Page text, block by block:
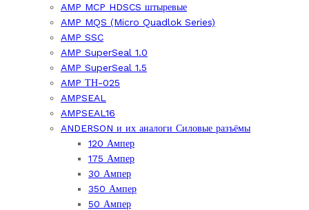
AMP MCP HDSCS штыревые
AMP MQS (Micro Quadlok Series)
AMP SSC
AMP SuperSeal 1.0
AMP SuperSeal 1.5
AMP ТН-025
AMPSEAL
AMPSEAL16
ANDERSON и их аналоги Силовые разъёмы
120 Ампер
175 Ампер
30 Ампер
350 Ампер
50 Ампер